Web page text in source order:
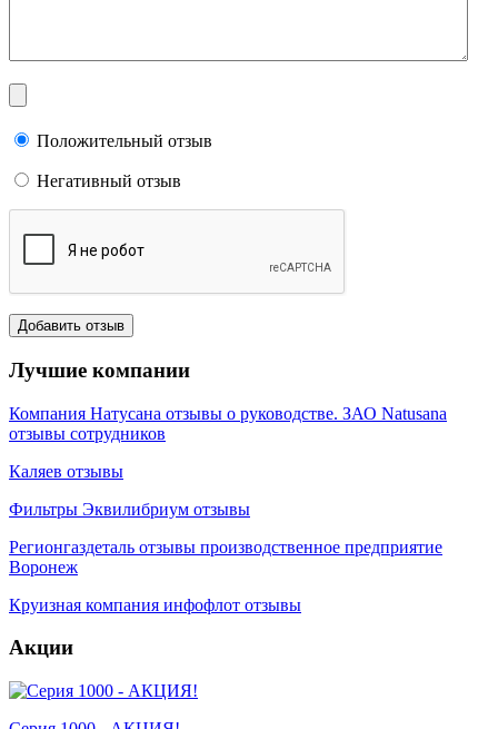
Положительный отзыв
Негативный отзыв
Лучшие компании
Компания Натусана отзывы о руководстве. ЗАО Natusana
отзывы сотрудников
Каляев отзывы
Фильтры Эквилибриум отзывы
Регионгаздеталь отзывы производственное предприятие
Воронеж
Круизная компания инфофлот отзывы
Акции